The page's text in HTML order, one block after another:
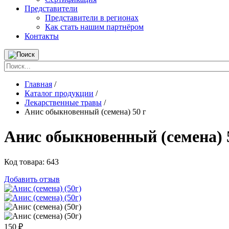
Представители
Представители в регионах
Как стать нашим партнёром
Контакты
Главная /
Каталог продукции /
Лекарственные травы /
Анис обыкновенный (семена) 50 г
Анис обыкновенный (семена)
Код товара: 643
Добавить отзыв
150 ₽